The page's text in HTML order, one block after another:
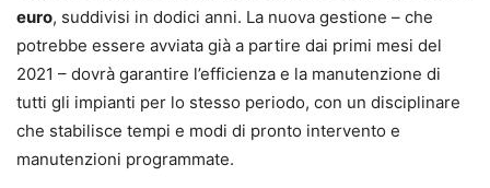
euro, suddivisi in dodici anni. La nuova gestione – che
potrebbe essere avviata già a partire dai primi mesi del
2021 – dovrà garantire l’efficienza e la manutenzione di
tutti gli impianti per lo stesso periodo, con un disciplinare
che stabilisce tempi e modi di pronto intervento e
manutenzioni programmate.